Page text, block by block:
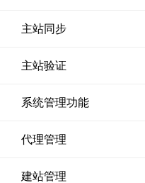
主站同步
主站验证
系统管理功能
代理管理
建站管理